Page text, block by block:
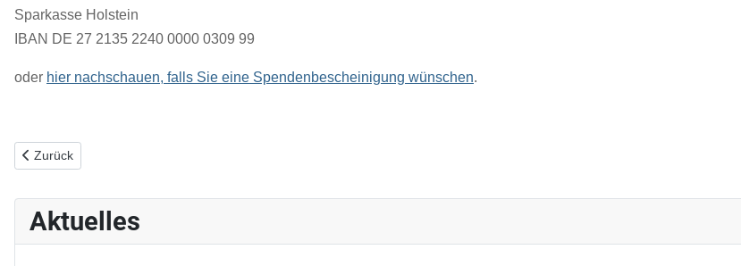
Sparkasse Holstein
IBAN DE 27 2135 2240 0000 0309 99
oder hier nachschauen, falls Sie eine Spendenbescheinigung wünschen.
Vorheriger Beitrag: Eutiner Lions sagen Danke
Zurück
Aktuelles